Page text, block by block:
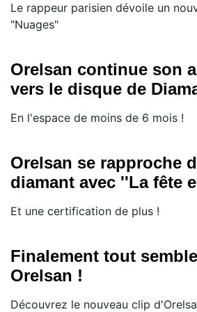
Le rappeur parisien dévoile un
"Nuages"
Orelsan continue son
vers le disque de
En l'espace de moins de 6 mois !
Orelsan se rapproche
diamant avec ''La fête
Et une certification de plus !
Finalement tout
Orelsan !
Découvrez le nouveau clip